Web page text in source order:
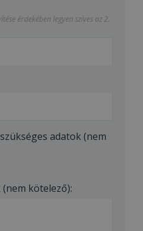
érdekében legyen szíves az 2.
adatok (nem
kötelező):